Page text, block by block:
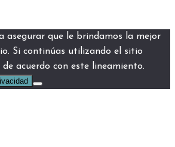
asegurar que le brindamos la mejor
Si continúas utilizando el sitio
acuerdo con este lineamiento.